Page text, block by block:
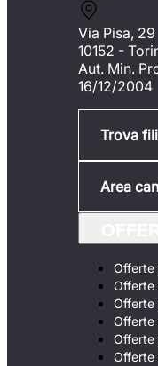
Via Pisa, 29
10152 -
Aut. Min.
16/12/2004
Trova
Area
Offerte
Offerte
Offerte
Offerte
Offerte
Offerte